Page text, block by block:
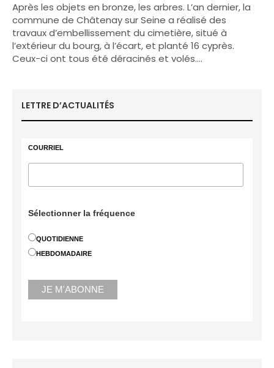
Après les objets en bronze, les arbres. L’an dernier, la
commune de Châtenay sur Seine a réalisé des
travaux d’embellissement du cimetière, situé à
l’extérieur du bourg, à l’écart, et planté 16 cyprès.
Ceux-ci ont tous été déracinés et volés.…
LETTRE D’ACTUALITÉS
COURRIEL
Sélectionner la fréquence
QUOTIDIENNE
HEBDOMADAIRE